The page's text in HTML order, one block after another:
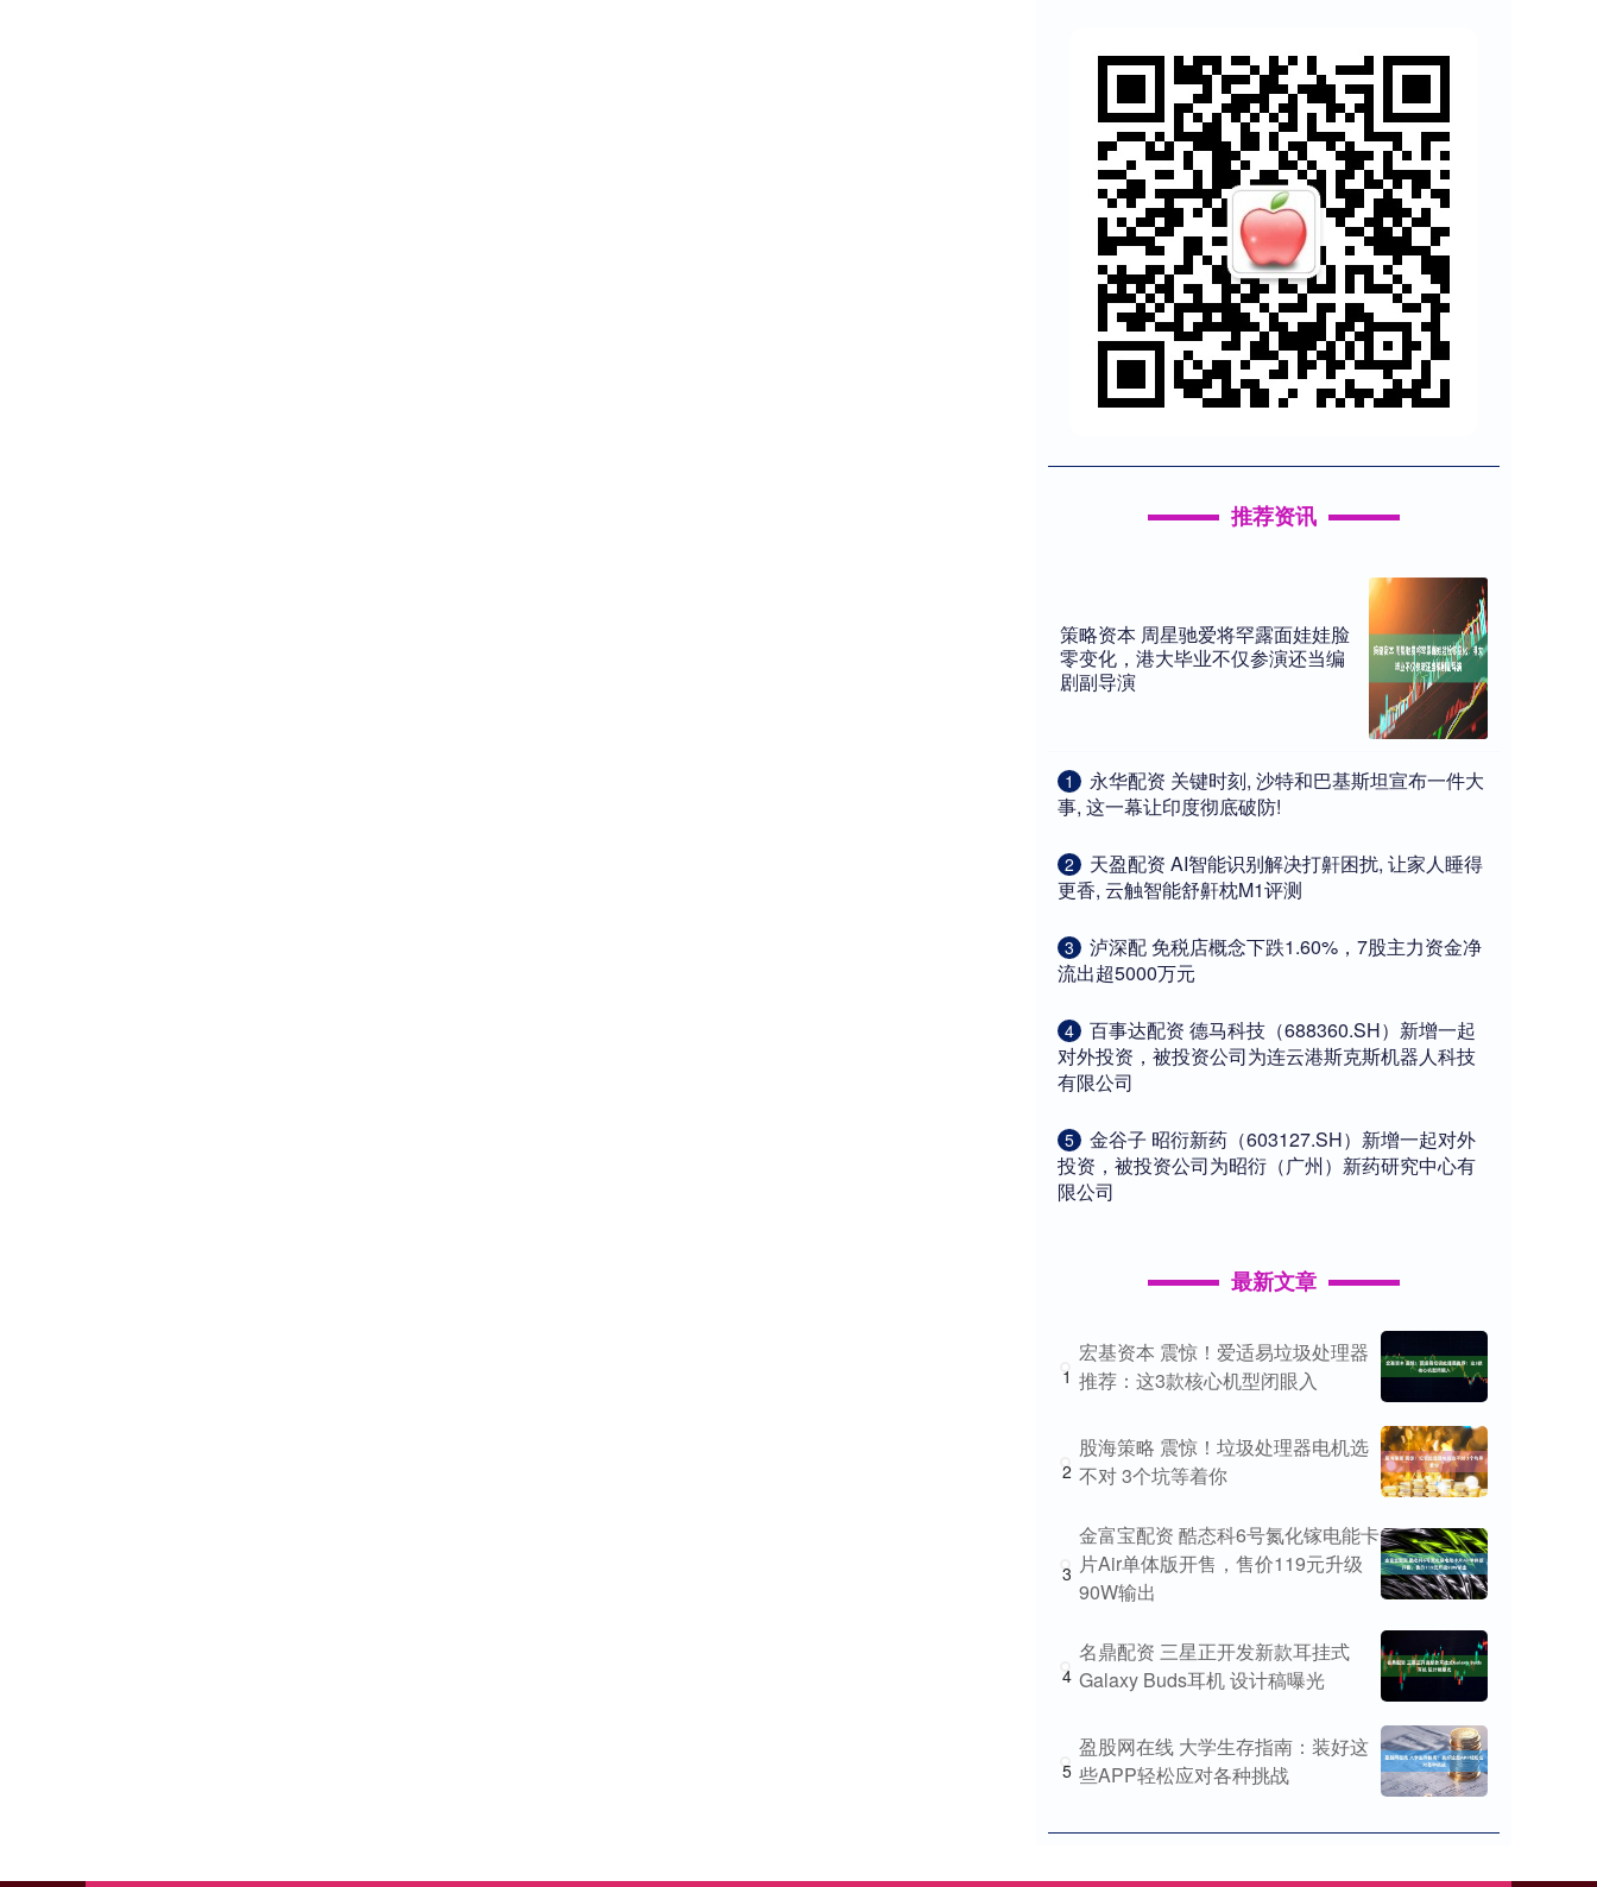
推荐资讯
策略资本 周星驰爱将罕露面娃娃脸
零变化，港大毕业不仅参演还当编
剧副导演
1
​永华配资 关键时刻, 沙特和巴基斯坦宣布一件大
事, 这一幕让印度彻底破防!
2
​天盈配资 AI智能识别解决打鼾困扰, 让家人睡得
更香, 云触智能舒鼾枕M1评测
3
​泸深配 免税店概念下跌1.60%，7股主力资金净
流出超5000万元
4
​百事达配资 德马科技（688360.SH）新增一起
对外投资，被投资公司为连云港斯克斯机器人科技
有限公司
5
​金谷子 昭衍新药（603127.SH）新增一起对外
投资，被投资公司为昭衍（广州）新药研究中心有
限公司
最新文章
1
宏基资本 震惊！爱适易垃圾处理器
推荐：这3款核心机型闭眼入
2
股海策略 震惊！垃圾处理器电机选
不对 3个坑等着你
3
金富宝配资 酷态科6号氮化镓电能卡
片Air单体版开售，售价119元升级
90W输出
4
名鼎配资 三星正开发新款耳挂式
Galaxy Buds耳机 设计稿曝光
5
盈股网在线 大学生存指南：装好这
些APP轻松应对各种挑战